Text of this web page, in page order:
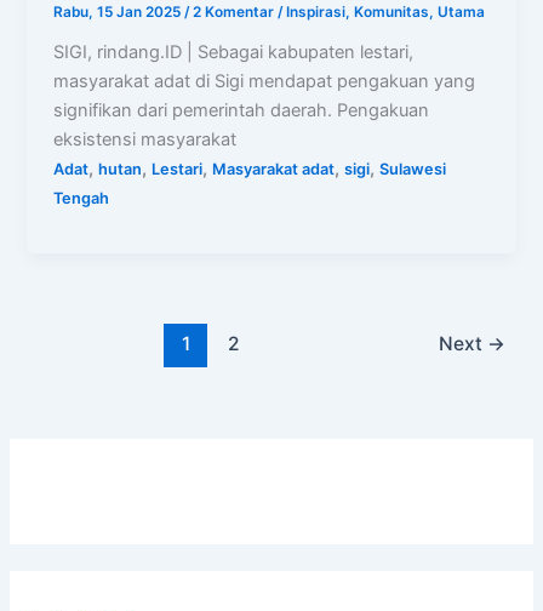
Rabu, 15 Jan 2025/2 Komentar / Inspirasi, Komunitas,Utama
SIGI, rindang.ID | Sebagai kabupaten lestari,
masyarakat adat di Sigi mendapat pengakuan yang
signifikan dari pemerintah daerah. Pengakuan
eksistensi masyarakat
Adat,hutan, Lestari, Masyarakat adat,sigi,Sulawesi
Tengah
1 2 Next →